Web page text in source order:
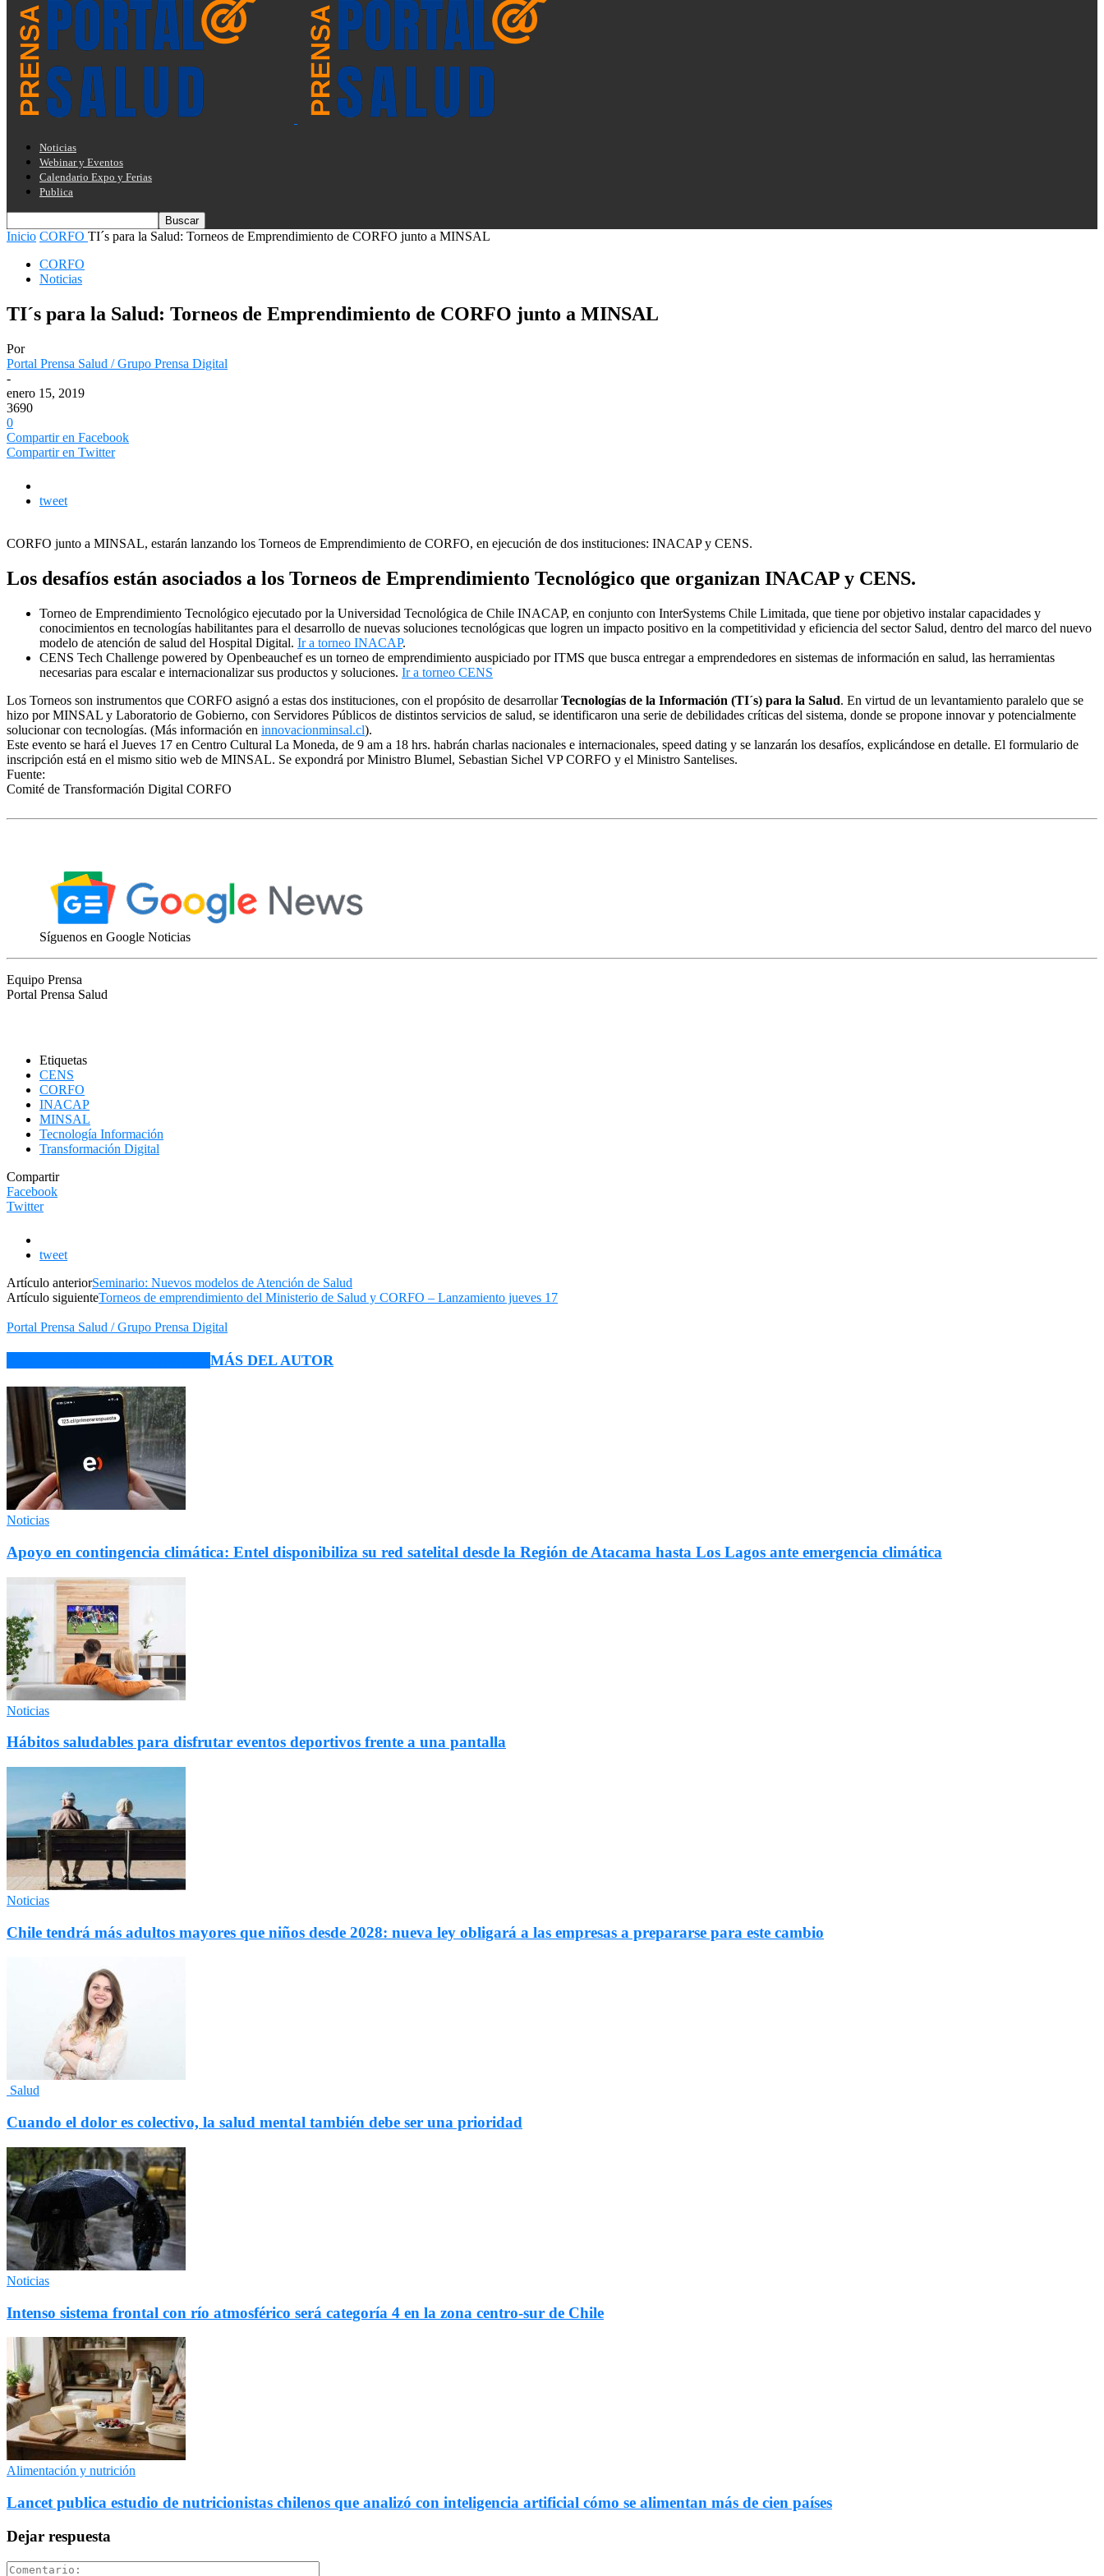
Noticias
Webinar y Eventos
Calendario Expo y Ferias
Publica
Inicio CORFO TI´s para la Salud: Torneos de Emprendimiento de CORFO junto a MINSAL
CORFO
Noticias
TI´s para la Salud: Torneos de Emprendimiento de CORFO junto a MINSAL
Por
Portal Prensa Salud / Grupo Prensa Digital
-
enero 15, 2019
3690
0
Compartir en Facebook
Compartir en Twitter
tweet
CORFO junto a MINSAL, estarán lanzando los Torneos de Emprendimiento de CORFO, en ejecución de dos instituciones: INACAP y CENS.
Los desafíos están asociados a los Torneos de Emprendimiento Tecnológico que organizan INACAP y CENS.
Torneo de Emprendimiento Tecnológico ejecutado por la Universidad Tecnológica de Chile INACAP, en conjunto con InterSystems Chile Limitada, que tiene por objetivo instalar capacidades y
conocimientos en tecnologías habilitantes para el desarrollo de nuevas soluciones tecnológicas que logren un impacto positivo en la competitividad y eficiencia del sector Salud, dentro del marco del nuevo
modelo de atención de salud del Hospital Digital. Ir a torneo INACAP.
CENS Tech Challenge powered by Openbeauchef es un torneo de emprendimiento auspiciado por ITMS que busca entregar a emprendedores en sistemas de información en salud, las herramientas
necesarias para escalar e internacionalizar sus productos y soluciones. Ir a torneo CENS
Los Torneos son instrumentos que CORFO asignó a estas dos instituciones, con el propósito de desarrollarTecnologías de la Información (TI´s) para la Salud. En virtud de un levantamiento paralelo que se
hizo por MINSAL y Laboratorio de Gobierno, con Servidores Públicos de distintos servicios de salud, se identificaron una serie de debilidades críticas del sistema, donde se propone innovar y potencialmente
solucionar con tecnologías. (Más información en innovacionminsal.cl).
Este evento se hará el Jueves 17 en Centro Cultural La Moneda, de 9 am a 18 hrs. habrán charlas nacionales e internacionales, speed dating y se lanzarán los desafíos, explicándose en detalle. El formulario de
inscripción está en el mismo sitio web de MINSAL. Se expondrá por Ministro Blumel, Sebastian Sichel VP CORFO y el Ministro Santelises.
Fuente:
Comité de Transformación Digital CORFO
Síguenos en Google Noticias
Equipo Prensa
Portal Prensa Salud
Etiquetas
CENS
CORFO
INACAP
MINSAL
Tecnología Información
Transformación Digital
Compartir
Facebook
Twitter
tweet
Artículo anteriorSeminario: Nuevos modelos de Atención de Salud
Artículo siguienteTorneos de emprendimiento del Ministerio de Salud y CORFO – Lanzamiento jueves 17
Portal Prensa Salud / Grupo Prensa Digital
MÁS DEL AUTOR
Noticias
Apoyo en contingencia climática: Entel disponibiliza su red satelital desde la Región de Atacama hasta Los Lagos ante emergencia climática
Noticias
Hábitos saludables para disfrutar eventos deportivos frente a una pantalla
Noticias
Chile tendrá más adultos mayores que niños desde 2028: nueva ley obligará a las empresas a prepararse para este cambio
Salud
Cuando el dolor es colectivo, la salud mental también debe ser una prioridad
Noticias
Intenso sistema frontal con río atmosférico será categoría 4 en la zona centro-sur de Chile
Alimentación y nutrición
Lancet publica estudio de nutricionistas chilenos que analizó con inteligencia artificial cómo se alimentan más de cien países
Dejar respuesta